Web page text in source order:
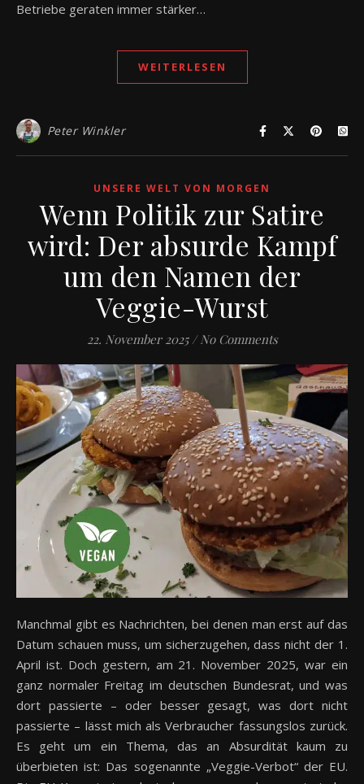
Betriebe geraten immer stärker…
WEITERLESEN
Peter Winkler
UNSERE WELT VON MORGEN
Wenn Politik zur Satire
wird: Der absurde Kampf
um den Namen der
Veggie-Wurst
22. November 2025 / No Comments
Manchmal gibt es Nachrichten, bei denen man erst auf das
Datum schauen muss, um sicherzugehen, dass nicht der 1.
April ist. Doch gestern, am 21. November 2025, war ein
ganz normaler Freitag im deutschen Bundesrat, und was
dort passierte – oder besser gesagt, was dort nicht
passierte – lässt mich als Verbraucher fassungslos zurück.
Es geht um ein Thema, das an Absurdität kaum zu
überbieten ist: Das sogenannte „Veggie-Verbot“ der EU.